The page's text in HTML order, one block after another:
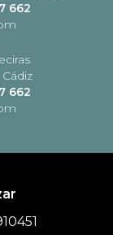
662
Cádiz
662